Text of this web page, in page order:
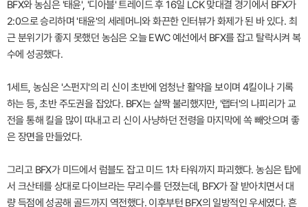
BFX와 농심은 '태윤', '디아블' 트레이드 후 16일 LCK 맞대결 경기에서 BFX가
2:0으로 승리하며 '태윤'의 세레머니와 화끈한 인터뷰가 화제가 된 바 있다. 최
근 분위기가 좋지 못했던 농심은 오늘 EWC 예선에서 BFX를 잡고 탈락시켜 복
수에 성공했다.
1세트, 농심은 '스펀지'의 리 신이 초반에 엄청난 활약을 보이며 4킬이나 기록
하는 등, 초반 주도권을 잡았다. BFX는 살짝 불리했지만, '랩터'의 나피리가 교
전을 통해 킬을 많이 따내고 리 신이 사냥하던 전령을 마지막에 쏙 빼앗으며 좋
은 장면을 만들었다.
그리고 BFX가 미드에서 럼블도 잡고 미드 1차 타워까지 파괴했다. 농심은 탑에
서 크산테를 상대로 다이브라는 무리수를 던졌는데, BFX가 잘 받아치면서 대
량 득점에 성공해 골드까지 역전했다. 이후부턴 BFX의 일방적인 우세였다. 흔